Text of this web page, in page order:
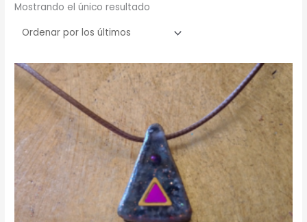
Mostrando el único resultado